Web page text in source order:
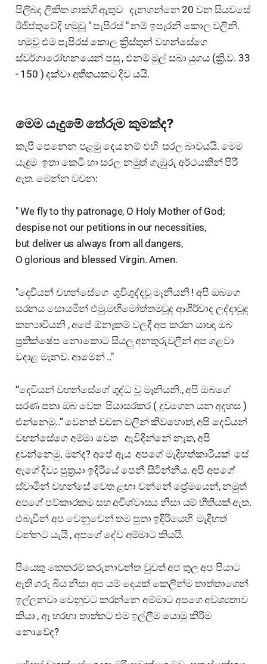
පිලිබද ලිකිත ශාක්ශි ඇතුව දැනගන්නෙ 20 වන සියවසේ
ඊජිප්තුවේදි හමුවූ " පැපිරස් " නම් ඉපැරනි කොල වලිනි.
හමුවූ එම පැපිරස් කොල ක්‍රිස්තුන් වහන්සේගෙ
ස්වර්ගාරෝහනයෙන් පසු , එනම් මුල් සබා යුගය (ක්‍රි.ව. 33
- 150 ) දක්වා අතීතයකට දිව යයි.
මෙම යැදුමේ තේරුම කුමක්ද?
කැපී පෙනෙන පළමු දෙය නම් එහි සරල බාවයයි. මෙම
යැදුම ඉතා කෙටි හා සරල නමුත් ගැඹුරු අර්ථයකින් පිරී
ඇත. මෙන්න වචන:
" We fly to thy patronage, O Holy Mother of God;
despise not our petitions in our necessities,
but deliver us always from all dangers,
O glorious and blessed Virgin. Amen.
"දෙවියන් වහන්සේගෙ ශුවිශුද්දවූ මෑනියනි ! අපි ඔබගෙ
සරනය සොයමින් එමු.මහිමෝත්තමවූද ආශිර්වාද ලද්දාවූද
කන්‍යාවියනි , අපේ ඕනෑකම් වලදී අප කරන යාඥා ඔබ
ප්‍රතික්ෂේප නොකොට සියලු අනතුරුවලින් අප ගළවා
වදාළ මැනව. ආමෙන් .."
“දෙවියන් වහන්සේගේ ශුද්ධ වූ මෑනියනි., අපි ඔබගේ
සරණ පතා ඔබ වෙත පියාසරකර ( දුවගෙන යන අදහස )
එන්නෙමු..” වෙනත් වචන වලින් කිවහොත්, අපි දෙවියන්
වහන්සේගෙ අම්මා වෙත ඇවිදින්නේ නැත, අපි
දුවන්නෙමු. මන්ද? අපේ ඇය අපගේ මැදිහත්කාරියක් සේ
ඇගේ දිව්‍ය පුත්‍රයා ඉදිරියේ පෙනී සිටින්නීය. අපි අපගේ
ස්වාමින් වහන්සේ වෙත ළඟා වන්නේ ප්‍රේමයෙන්, නමුත්
අපගේ පව්කාරකම සහ අවිශ්වාසය නිසා යම් භීතියක් ඇත.
එබැවින් අප වෙනුවෙන් තම පුතා ඉදිරියෙහි මැදිහත්
වන්නට යැයි , අපගේ දේව අම්මාට කියයි.
පියෙකු කෙතරම් කරුනාවන්ත වුවත් අප තුල අප පියාට
ඇති ගරු බිය නිසා අප යම් දෙයක් කෙලින්ම තාත්තාගෙන්
ඉල්ලනවා වෙනුවට කරන්නෙ අම්මාට අපගෙ අවශ්‍යතාව
කියා , ඈ හරහා තාත්තට එම ඉල්ලීම යොමු කිරීම
නොවේද?